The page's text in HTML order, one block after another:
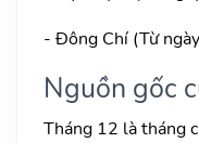
- Đông Chí (Từ
Nguồn gốc
Tháng 12 là tháng